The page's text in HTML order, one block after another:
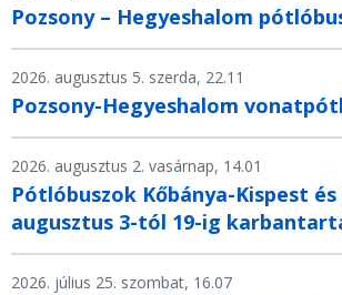
Pozsony – Hegyeshalom
2026. augusztus 5. szerda, 22.11
Pozsony-Hegyeshalom
2026. augusztus 2. vasárnap, 14.01
Pótlóbuszok Kőbánya-Kispest
augusztus 3-tól 19-ig
2026. július 25. szombat, 16.07